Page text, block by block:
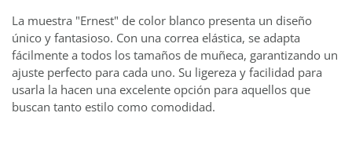
La muestra "Ernest" de color blanco presenta un diseño
único y fantasioso. Con una correa elástica, se adapta
fácilmente a todos los tamaños de muñeca, garantizando un
ajuste perfecto para cada uno. Su ligereza y facilidad para
usarla la hacen una excelente opción para aquellos que
buscan tanto estilo como comodidad.